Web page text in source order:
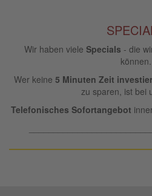
Wir haben viele Specials - die
können.
Wer keine 5 Minuten Zeit
zu sparen, ist bei
Telefonisches Sofortangebot